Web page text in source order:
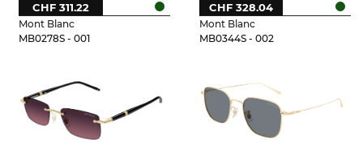
Mont Blanc
MB0278S - 001
CHF 311.22
Mont Blanc
MB0344S - 002
CHF 328.04